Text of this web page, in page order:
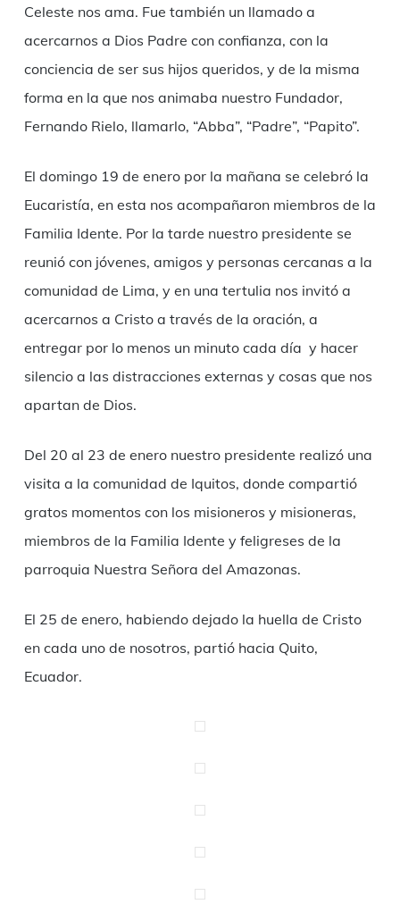
Celeste nos ama. Fue también un llamado a
acercarnos a Dios Padre con confianza, con la
conciencia de ser sus hijos queridos, y de la misma
forma en la que nos animaba nuestro Fundador,
Fernando Rielo, llamarlo, “Abba”, “Padre”, “Papito”.
El domingo 19 de enero por la mañana se celebró la
Eucaristía, en esta nos acompañaron miembros de la
Familia Idente. Por la tarde nuestro presidente se
reunió con jóvenes, amigos y personas cercanas a la
comunidad de Lima, y en una tertulia nos invitó a
acercarnos a Cristo a través de la oración, a
entregar por lo menos un minuto cada día y hacer
silencio a las distracciones externas y cosas que nos
apartan de Dios.
Del 20 al 23 de enero nuestro presidente realizó una
visita a la comunidad de Iquitos, donde compartió
gratos momentos con los misioneros y misioneras,
miembros de la Familia Idente y feligreses de la
parroquia Nuestra Señora del Amazonas.
El 25 de enero, habiendo dejado la huella de Cristo
en cada uno de nosotros, partió hacia Quito,
Ecuador.